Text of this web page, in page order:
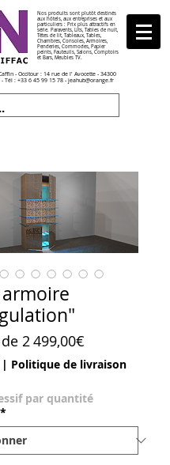
Nos produits sont plutôt destinés
aux hôtels, aux entreprises et aux
particuliers : Prix plus attractifs en
série. Paravents, Lits, Tables de nuit,
Têtes de lit, Tableaux, Tables,
Chambres, Consoles, Armoires,
Penderies, Commodes, Papier
peints, Fauteuils, Salons, Comptoirs
et Bars, Meubles TV.
- Occitour : 14 rue de l' Avocette - 34300
- Tél : +33 6 45 99 15 78- jeahub@orange.fr
2 499,00€
| Politique de livraison
par quantité
*